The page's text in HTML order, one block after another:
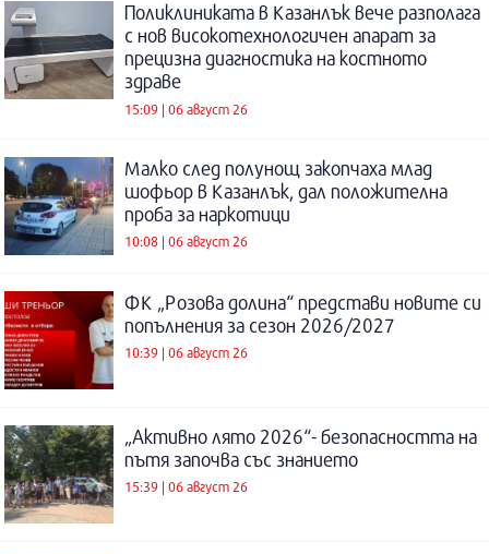
Поликлиниката в Казанлък вече разполага
с нов високотехнологичен апарат за
прецизна диагностика на костното
здраве
15:09 | 06 август 26
Малко след полунощ закопчаха млад
шофьор в Казанлък, дал положителна
проба за наркотици
10:08 | 06 август 26
ФК „Розова долина“ представи новите си
попълнения за сезон 2026/2027
10:39 | 06 август 26
„Активно лято 2026“- безопасността на
пътя започва със знанието
15:39 | 06 август 26